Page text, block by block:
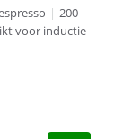
| 200
voor inductie